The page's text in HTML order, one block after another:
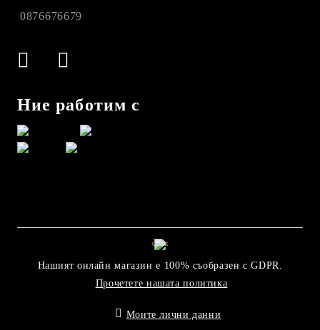
0876676679
Ние работим с
GDPR
Нашият онлайн магазин е 100% съобразен с GDPR.
Прочетете нашата политика
Моите лични данни